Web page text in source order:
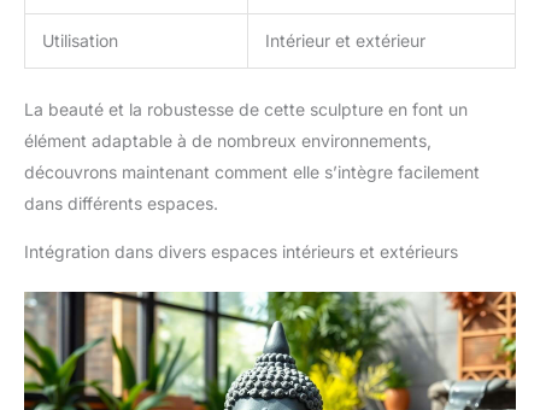
Utilisation Intérieur et extérieur
La beauté et la robustesse de cette sculpture en font un
élément adaptable à de nombreux environnements,
découvrons maintenant comment elle s’intègre facilement
dans différents espaces.
Intégration dans divers espaces intérieurs et extérieurs